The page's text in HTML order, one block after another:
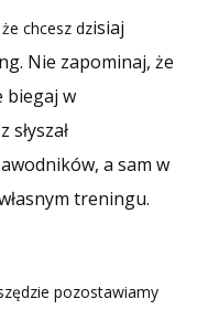
chcesz dzisiaj
Nie zapominaj, że
biegaj w
a sam w
treningu.
pozostawiamy